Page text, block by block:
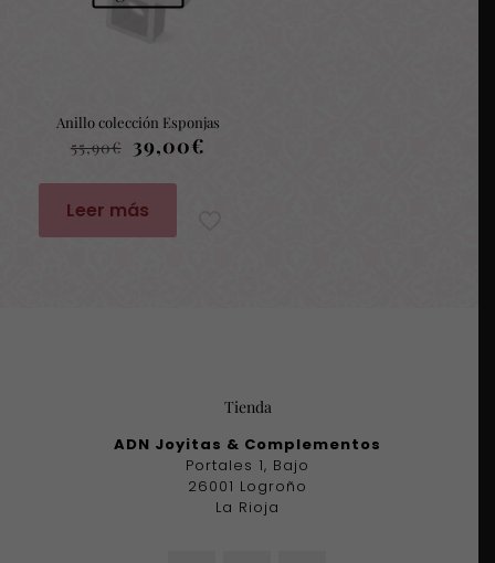
Anillo colección Esponjas
55,90€ El
precio
original
era:
39,00€
Leer más
Tienda
ADN Joyitas & Complementos
Portales 1, Bajo
26001 Logroño
La Rioja